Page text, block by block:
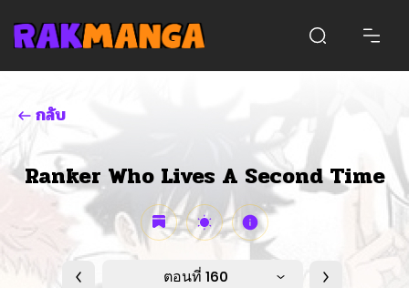
กลับ
Ranker Who Lives A Second Time
ตอนที่ 160